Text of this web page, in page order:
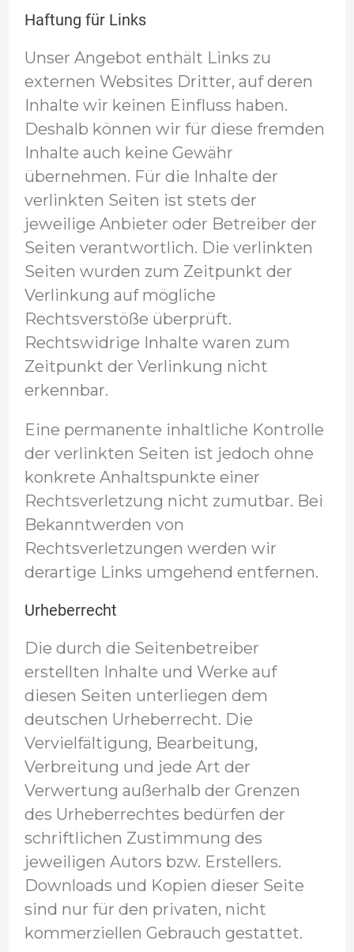
Haftung für Links
Unser Angebot enthält Links zu
externen Websites Dritter, auf deren
Inhalte wir keinen Einfluss haben.
Deshalb können wir für diese fremden
Inhalte auch keine Gewähr
übernehmen. Für die Inhalte der
verlinkten Seiten ist stets der
jeweilige Anbieter oder Betreiber der
Seiten verantwortlich. Die verlinkten
Seiten wurden zum Zeitpunkt der
Verlinkung auf mögliche
Rechtsverstöße überprüft.
Rechtswidrige Inhalte waren zum
Zeitpunkt der Verlinkung nicht
erkennbar.
Eine permanente inhaltliche Kontrolle
der verlinkten Seiten ist jedoch ohne
konkrete Anhaltspunkte einer
Rechtsverletzung nicht zumutbar. Bei
Bekanntwerden von
Rechtsverletzungen werden wir
derartige Links umgehend entfernen.
Urheberrecht
Die durch die Seitenbetreiber
erstellten Inhalte und Werke auf
diesen Seiten unterliegen dem
deutschen Urheberrecht. Die
Vervielfältigung, Bearbeitung,
Verbreitung und jede Art der
Verwertung außerhalb der Grenzen
des Urheberrechtes bedürfen der
schriftlichen Zustimmung des
jeweiligen Autors bzw. Erstellers.
Downloads und Kopien dieser Seite
sind nur für den privaten, nicht
kommerziellen Gebrauch gestattet.